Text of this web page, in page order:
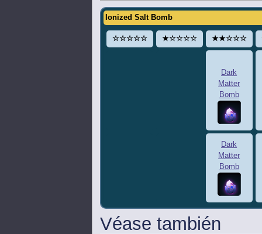
Ionized Salt Bomb
☆☆☆☆☆ ★☆☆☆☆ ★★☆☆☆
Dark
Matter
Bomb
Dark
Matter
Bomb
Véase también